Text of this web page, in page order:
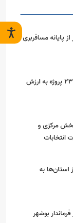
پایانه مسافربری
فرماندار بوشهر: افتتاح و کلنگ زنی ۲۳۳ پروژه به ارزش
مرکزی و
انتخابات
به
بوشهر